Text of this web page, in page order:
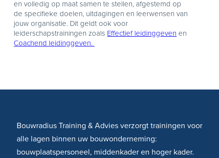
en volledig op maat samen te stellen, afgestemd op
de specifieke doelen, uitdagingen en leerwensen van
jouw organisatie. Dit geldt ook voor
leiderschapstrainingen zoals Effectief leidinggeven en
Coachend leidinggeven.
Bouwradius Training & Advies verzorgt trainingen voor
alle lagen binnen uw bouwonderneming:
bouwplaatspersoneel, middenkader en hoger kader.